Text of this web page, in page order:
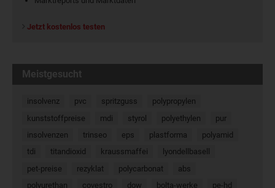
Jetzt kostenlos testen
Meistgesucht
insolvenz pvc spritzguss
polypropylen
kunststoffpreise
mdi styrol polyethylen
pur
insolvenzen
trinseo eps plastforma
polyamid
tdi
titandioxid kraussmaffei
lyondellbasell
pet-preise
rezyklat polycarbonat
abs
polyurethan
covestro dow bolta-werke
pe-hd